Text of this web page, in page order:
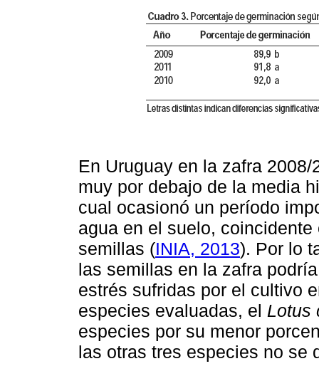
En Uruguay en la zafra
muy por debajo de la media
cual ocasionó un período
agua en el suelo,
semillas (INIA, 2013). Por lo
las semillas en la zafra
estrés sufridas por el cultivo
especies evaluadas, el Lotus
especies por su menor
las otras tres especies no se